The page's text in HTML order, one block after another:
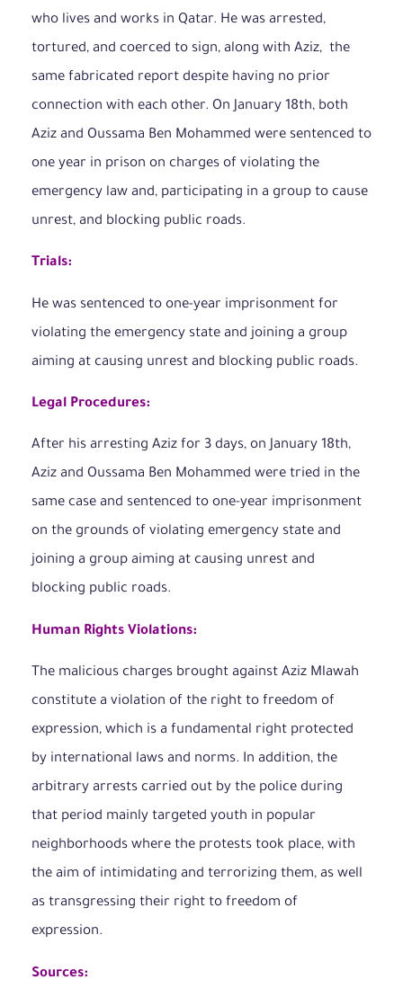
who lives and works in Qatar. He was arrested,
tortured, and coerced to sign, along with Aziz, the
same fabricated report despite having no prior
connection with each other. On January 18th, both
Aziz and Oussama Ben Mohammed were sentenced to
one year in prison on charges of violating the
emergency law and, participating in a group to cause
unrest, and blocking public roads.
Trials:
He was sentenced to one-year imprisonment for
violating the emergency state and joining a group
aiming at causing unrest and blocking public roads.
Legal Procedures:
After his arresting Aziz for 3 days, on January 18th,
Aziz and Oussama Ben Mohammed were tried in the
same case and sentenced to one-year imprisonment
on the grounds of violating emergency state and
joining a group aiming at causing unrest and
blocking public roads.
Human Rights Violations:
The malicious charges brought against Aziz Mlawah
constitute a violation of the right to freedom of
expression, which is a fundamental right protected
by international laws and norms. In addition, the
arbitrary arrests carried out by the police during
that period mainly targeted youth in popular
neighborhoods where the protests took place, with
the aim of intimidating and terrorizing them, as well
as transgressing their right to freedom of
expression.
Sources: